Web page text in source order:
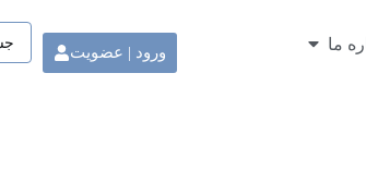
ما ورود | عضویت